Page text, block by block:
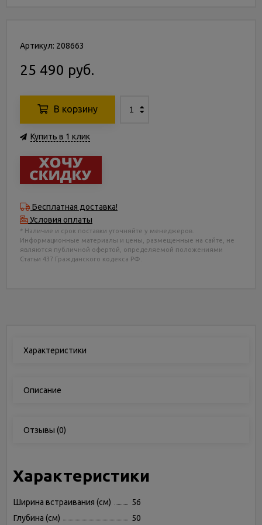
Артикул: 208663
25 490 руб.
В корзину
Купить в 1 клик
Бесплатная доставка!
Условия оплаты
* Наличие и срок поставки уточняйте у менеджеров.
Информационные материалы и цены, размещенные на сайте, не
являются публичной офертой, определяемой положениями
Статьи 437 Гражданского кодекса РФ.
Характеристики
Описание
Отзывы (0)
Характеристики
Ширина встраивания (см)
56
Глубина (см)
50